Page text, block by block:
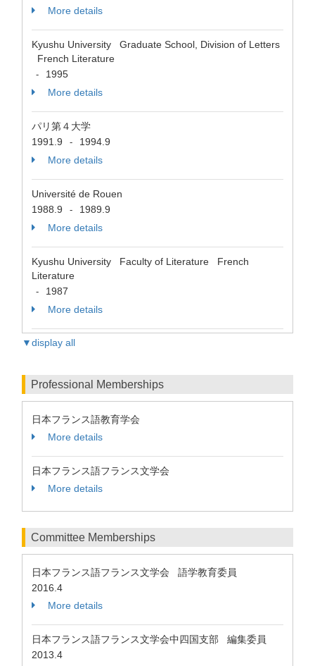
More details
Kyushu University Graduate School, Division of Letters
French Literature
-
1995
More details
パリ第４大学
1991.9
-
1994.9
More details
Université de Rouen
1988.9
-
1989.9
More details
Kyushu University Faculty of Literature French
Literature
-
1987
More details
▼display all
Professional Memberships
日本フランス語教育学会
More details
日本フランス語フランス文学会
More details
Committee Memberships
日本フランス語フランス文学会 語学教育委員
2016.4
More details
日本フランス語フランス文学会中四国支部 編集委員
2013.4